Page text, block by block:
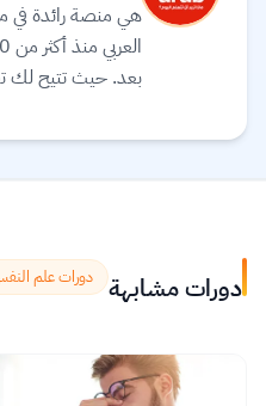
هي منصة رائدة في
بعد. حيث تتيح لك
العربي،
دورات مشابهة دورات علم